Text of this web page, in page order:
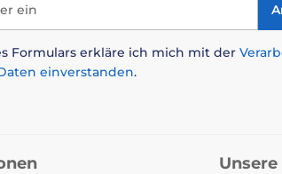
ein
Formulars erkläre ich mich mit der
einverstanden.